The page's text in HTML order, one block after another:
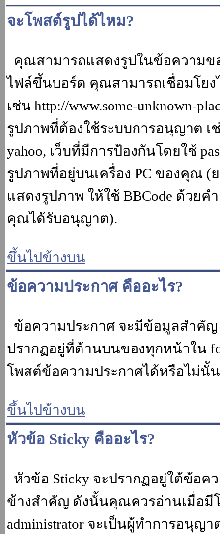
จะโพสต์รูปได้ไหม?
คุณสามารถแสดงรูปในข้อความ
ไฟล์ขึ้นบอร์ด คุณสามารถเชื่อมโยง
เช่น http://www.some-unknown-
รูปภาพที่ต้องใช้ระบบการอนุญาต เ
yahoo, เว็บที่มีการป้องกันโดยใช้
รูปภาพที่อยู่บนเครื่อง PC ของคุณ (
แสดงรูปภาพ ให้ใช้ BBCode ด้วย
คุณได้รับอนุญาต).
ขึ้นไปข้างบน
ข้อความประกาศ คืออะไร?
ข้อความประกาศ จะมีข้อมูลสำคั
ปรากฏอยู่ที่ด้านบนของทุกหน้าใน
โพสต์ข้อความประกาศได้หรือไม่นั้
ขึ้นไปข้างบน
หัวข้อ Sticky คืออะไร?
หัวข้อ Sticky จะปรากฏอยู่ใต้ข้อค
ข้างสำคัญ ดังนั้นคุณควรอ่านเมื่อมี
administrator จะเป็นผู้ทำการอนุ